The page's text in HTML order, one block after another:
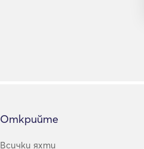
Открийте
Всички яхти